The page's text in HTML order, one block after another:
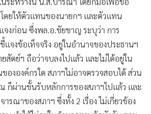
ดยให้ตัวแทนของนายกฯ และตัวแทน
จงก่อน ซึ่งพล.อ.ชัยชาญ ระบุว่า การ
จงข้อเท็จจริง อยู่ในอำนาจของประธานฯ
ยสัตย์ฯ ถือว่าจบลงไปแล้ว และไม่ได้อยู่ใน
ององค์กรใด สภาฯไม่อาจตรวจสอบได้ ส่วน
ก็ผ่านขั้นรับหลักการของสภาฯไปแล้ว และ
รณาของสภาฯ ซึ่งทั้ง 2 เรื่อง ไม่เกี่ยวข้อง